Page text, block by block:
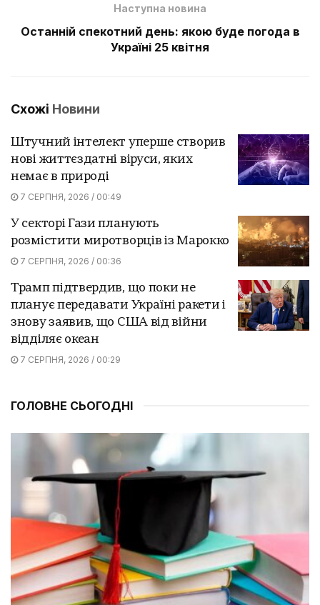
Наступна новина
Останній спекотний день: якою буде погода в
Україні 25 квітня
Схожі Новини
Штучний інтелект уперше створив
нові життєздатні віруси, яких
немає в природі
7 СЕРПНЯ, 2026 / 00:49
У секторі Гази планують
розмістити миротворців із Марокко
7 СЕРПНЯ, 2026 / 00:36
Трамп підтвердив, що поки не
планує передавати Україні ракети і
знову заявив, що США від війни
відділяє океан
7 СЕРПНЯ, 2026 / 00:29
ГОЛОВНЕ СЬОГОДНІ